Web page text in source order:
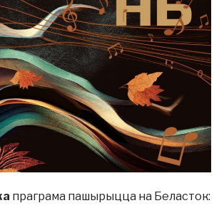
праграма пашырыцца на Беласток: